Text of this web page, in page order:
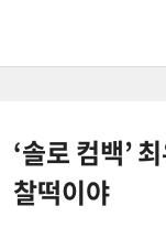
‘솔로 컴백’
찰떡이야